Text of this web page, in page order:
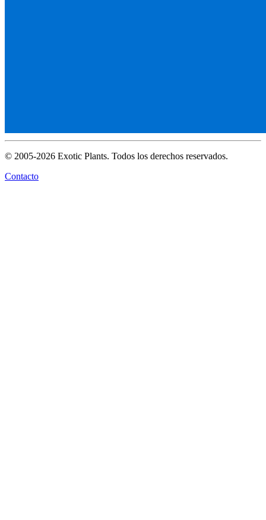
© 2005-2026 Exotic Plants. Todos los derechos reservados.
Contacto